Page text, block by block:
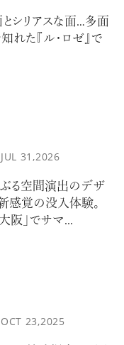
シリアスな面…多面
れた『ル・ロゼ』で
JUL 31,2026
る空間演出のデザ
感覚の没入体験。
大阪」でサマ...
OCT 23,2025